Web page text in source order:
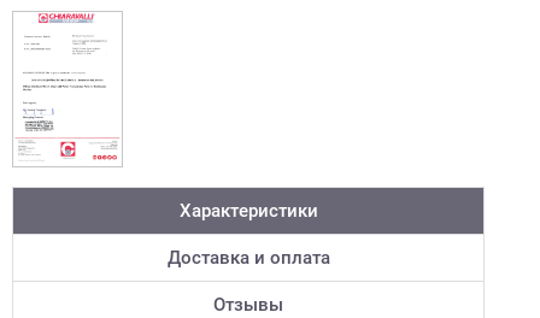
Характеристики
Доставка и оплата
Отзывы